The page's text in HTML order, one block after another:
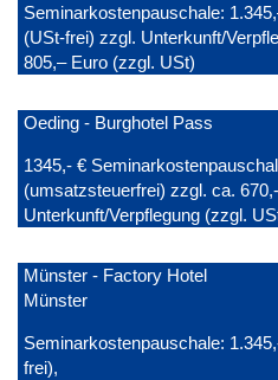
Seminarkostenpauschale:
(USt-frei) zzgl. Unterkunft/
805,– Euro (zzgl. USt)
Oeding - Burghotel Pass
1345,- €
(umsatzsteuerfrei) zzgl. ca.
Unterkunft/Verpflegung (zzgl.
Münster - Factory Hotel
Münster
Seminarkostenpauschale:
frei),